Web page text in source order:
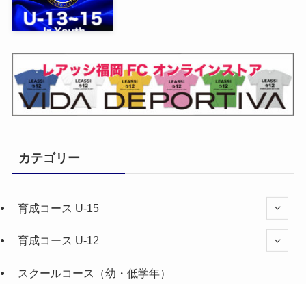
カテゴリー
育成コース U-15
育成コース U-12
スクールコース（幼・低学年）